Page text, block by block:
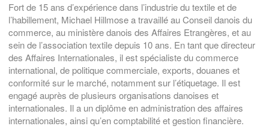
Fort de 15 ans d’expérience dans l’industrie du textile et de
l’habillement, Michael Hillmose a travaillé au Conseil danois du
commerce, au ministère danois des Affaires Etrangères, et au
sein de l’association textile depuis 10 ans. En tant que directeur
des Affaires Internationales, il est spécialiste du commerce
international, de politique commerciale, exports, douanes et
conformité sur le marché, notamment sur l’étiquetage. Il est
engagé auprès de plusieurs organisations danoises et
internationales. Il a un diplôme en administration des affaires
internationales, ainsi qu’en comptabilité et gestion financière.